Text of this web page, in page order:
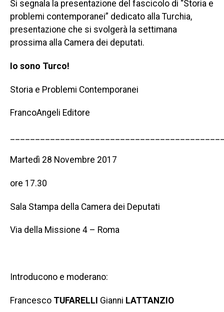
Si segnala la presentazione del fascicolo di “Storia e
problemi contemporanei” dedicato alla Turchia,
presentazione che si svolgerà la settimana
prossima alla Camera dei deputati.
Io sono Turco!
Storia e Problemi Contemporanei
FrancoAngeli Editore
Martedì 28 Novembre 2017
ore 17.30
Sala Stampa della Camera dei Deputati
Via della Missione 4 – Roma
Introducono e moderano:
Francesco TUFARELLI Gianni LATTANZIO